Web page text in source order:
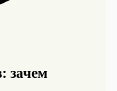
зачем